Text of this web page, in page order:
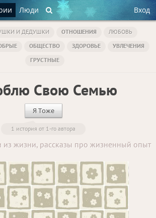
Люди Вход
И ДЕДУШКИ ОТНОШЕНИЯ
ЛЮБОВЬ
ОБЩЕСТВО ЗДОРОВЬЕ
УВЛЕЧЕНИЯ
ГРУСТНЫЕ
Свою Семью
Я Тоже
1 история от 1-го автора
из жизни, рассказы про жизненный опыт